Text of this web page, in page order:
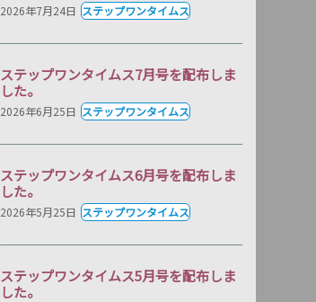
2026年7月24日 ステップワンタイムス
ステップワンタイムス7月号を配布しま
した。
2026年6月25日 ステップワンタイムス
ステップワンタイムス6月号を配布しま
した。
2026年5月25日 ステップワンタイムス
ステップワンタイムス5月号を配布しま
した。